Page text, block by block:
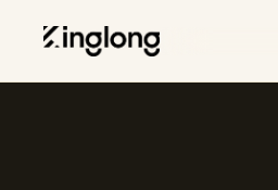
Privacy Policy